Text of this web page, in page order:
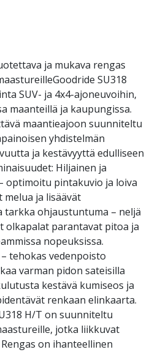
ja mukava rengas
SU318
SUV- ja 4x4-ajoneuvoihin,
maanteillä ja kaupungissa.
maantieajoon suunniteltu
yhdistelmän
ja kestävyyttä edulliseen
Hiljainen ja
optimoitu pintakuvio ja loiva
ja lisäävät
tarkka ohjaustuntuma – neljä
olkapalat parantavat pitoa ja
nopeuksissa.
tehokas vedenpoisto
varman pidon sateisilla
kestävä kumiseos ja
renkaan elinkaarta.
H/T on suunniteltu
jotka liikkuvat
on ihanteellinen